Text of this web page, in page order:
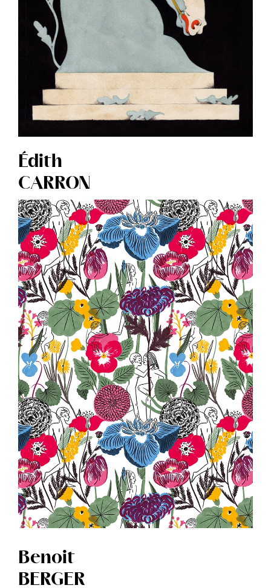
Édith
CARRON
Benoit
BERGER